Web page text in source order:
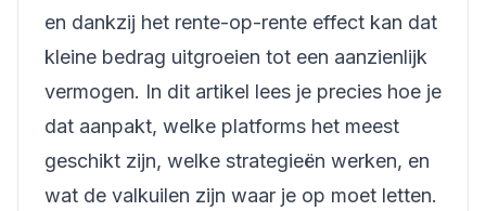
en dankzij het rente-op-rente effect kan dat
kleine bedrag uitgroeien tot een aanzienlijk
vermogen. In dit artikel lees je precies hoe je
dat aanpakt, welke platforms het meest
geschikt zijn, welke strategieën werken, en
wat de valkuilen zijn waar je op moet letten.